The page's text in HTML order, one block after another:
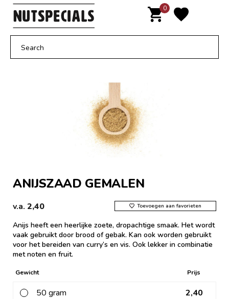
Door
naar
inhoud
0
ANIJSZAAD GEMALEN
v.a. 2,40 Toevoegen aan favorieten
Anijs heeft een heerlijke zoete, dropachtige smaak. Het wordt
vaak gebruikt door brood of gebak. Kan ook worden gebruikt
voor het bereiden van curry’s en vis. Ook lekker in combinatie
met noten en fruit.
Gewicht Prijs
50 gram 2,40